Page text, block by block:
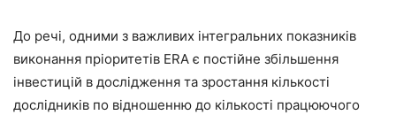
До речі, одними з важливих інтегральних показників
виконання пріоритетів ERA є постійне збільшення
інвестицій в дослідження та зростання кількості
дослідників по відношенню до кількості працюючого